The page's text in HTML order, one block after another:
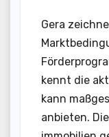
Gera
kennt die
kann
anbieten.